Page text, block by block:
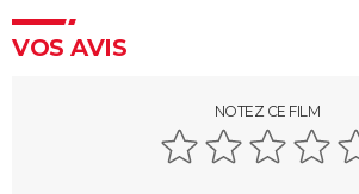
Spider-Man Beyond the Spider-
nouvelle pour les fans, l'attente
Raya et le dernier dragon : dans
VOS AVIS
NOTEZ CE FILM